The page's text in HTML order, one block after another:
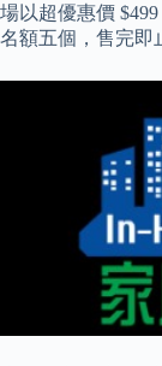
場以超優惠價
名額五個，售完即